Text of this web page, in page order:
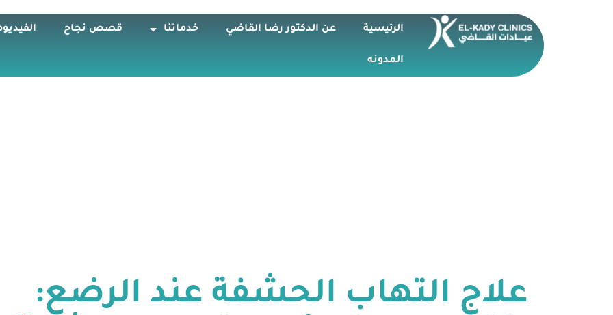
الرئيسية عن الدكتور رضا القاضي خدماتنا قصص نجاح
المدونه
علاج التهاب الحشفة عند الرضع: